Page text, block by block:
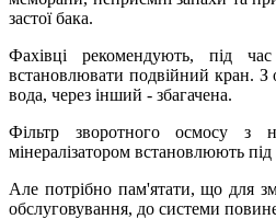
застої бака.
Фахівці рекомендують, під час
встановлювати подвійний кран. З
вода, через інший - збагачена.
Фільтр зворотного осмосу з
мінералізатором встановлюють
Але потрібно пам'ятати, що для
обслуговування, до системи